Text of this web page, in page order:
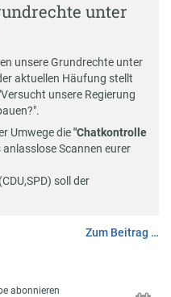
unter
unsere Grundrechte unter
aktuellen Häufung stellt
unsere Regierung
Umwege die"Chatkontrolle
Scannen eurer
soll der
Zum Beitrag …
abonnieren